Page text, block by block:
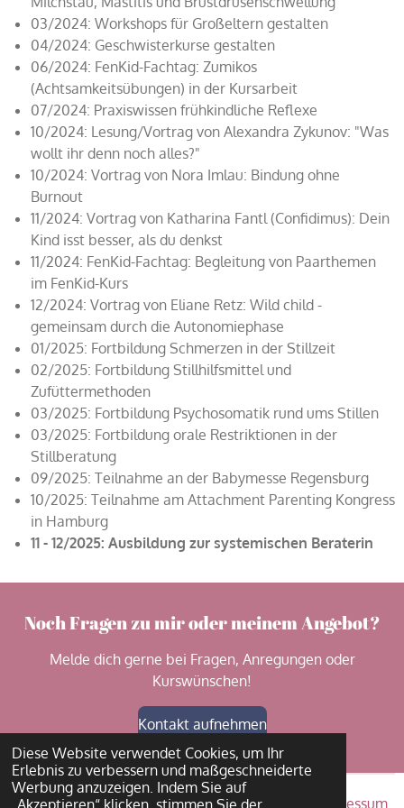
Diese Website verwendet Cookies, um Ihr
Erlebnis zu verbessern und maßgeschneiderte
Werbung anzuzeigen. Indem Sie auf
03/2024: Workshops für Großeltern gestalten
04/2024: Geschwisterkurse gestalten
06/2024: FenKid-Fachtag: Zumikos
(Achtsamkeitsübungen) in der Kursarbeit
07/2024: Praxiswissen frühkindliche Reflexe
10/2024: Lesung/Vortrag von Alexandra Zykunov: "Was
wollt ihr denn noch alles?"
10/2024: Vortrag von Nora Imlau: Bindung ohne
Burnout
11/2024: Vortrag von Katharina Fantl (Confidimus): Dein
Kind isst besser, als du denkst
11/2024: FenKid-Fachtag: Begleitung von Paarthemen
im FenKid-Kurs
12/2024: Vortrag von Eliane Retz: Wild child -
gemeinsam durch die Autonomiephase
01/2025: Fortbildung Schmerzen in der Stillzeit
02/2025: Fortbildung Stillhilfsmittel und
Zufüttermethoden
03/2025: Fortbildung Psychosomatik rund ums Stillen
03/2025: Fortbildung orale Restriktionen in der
Stillberatung
09/2025: Teilnahme an der Babymesse Regensburg
10/2025: Teilnahme am Attachment Parenting Kongress
in Hamburg
11 - 12/2025: Ausbildung zur systemischen Beraterin
Noch Fragen zu mir oder meinem Angebot?
Melde dich gerne bei Fragen, Anregungen oder
Kurswünschen!
Kontakt aufnehmen
Impressum